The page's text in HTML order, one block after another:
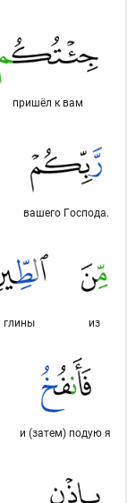
пришёл к вам
вашего Господа.
из
глины
и (затем) подую я